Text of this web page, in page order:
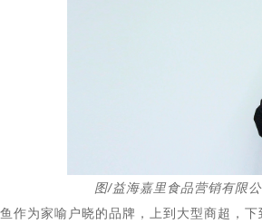
图/益海嘉里食品营销有限
作为家喻户晓的品牌，上到大型商超，